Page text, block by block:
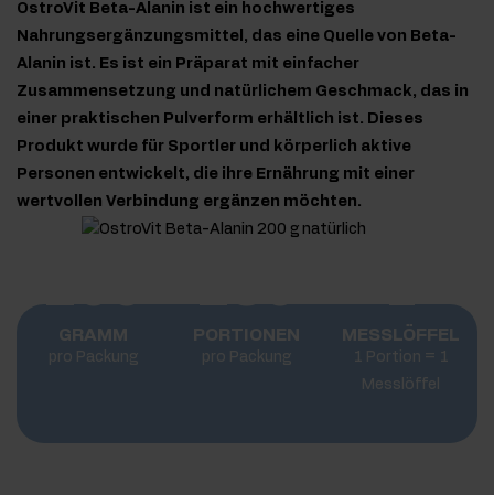
OstroVit Beta-Alanin ist ein hochwertiges
Nahrungsergänzungsmittel, das eine Quelle von Beta-
Alanin ist. Es ist ein Präparat mit einfacher
Zusammensetzung und natürlichem Geschmack, das in
einer praktischen Pulverform erhältlich ist. Dieses
Produkt wurde für Sportler und körperlich aktive
Personen entwickelt, die ihre Ernährung mit einer
wertvollen Verbindung ergänzen möchten.
200
GRAMM
pro Packung
250
PORTIONEN
pro Packung
1
MESSLÖFFEL
1 Portion = 1
Messlöffel